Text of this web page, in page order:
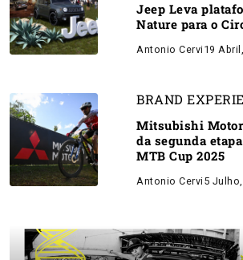
Jeep Leva
Nature para o
Antonio Cervi 19
BRAND
Mitsubishi
da segunda
MTB Cup 2025
Antonio Cervi 5